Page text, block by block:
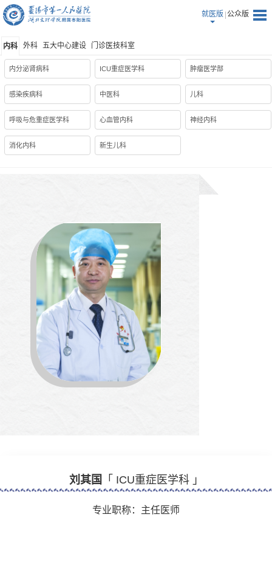
就医版 公众版
内科 外科 五大中心建设 门诊医技科室
内分泌肾病科 ICU重症医学科 肿瘤医学部
感染疾病科 中医科 儿科
呼吸与危重症医学科 心血管内科 神经内科
消化内科 新生儿科
刘其国 「 ICU重症医学科 」
专业职称：主任医师